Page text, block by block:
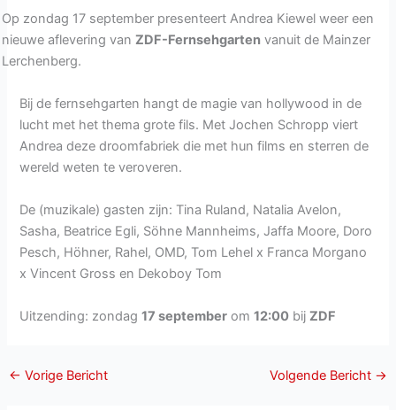
Op zondag 17 september presenteert Andrea Kiewel weer een
nieuwe aflevering vanZDF-Fernsehgarten vanuit de Mainzer
Lerchenberg.
Bij de fernsehgarten hangt de magie van hollywood in de
lucht met het thema grote fils. Met Jochen Schropp viert
Andrea deze droomfabriek die met hun films en sterren de
wereld weten te veroveren.
De (muzikale) gasten zijn: Tina Ruland, Natalia Avelon,
Sasha, Beatrice Egli, Söhne Mannheims, Jaffa Moore, Doro
Pesch, Höhner, Rahel, OMD, Tom Lehel x Franca Morgano
x Vincent Gross en Dekoboy Tom
Uitzending: zondag17 september om12:00 bijZDF
← Vorige Bericht Volgende Bericht →